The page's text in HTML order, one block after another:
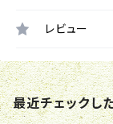
レビュー
最近チェックし